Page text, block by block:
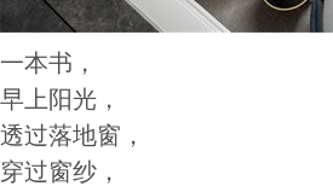
一本书，
早上阳光，
透过落地窗，
穿过窗纱，